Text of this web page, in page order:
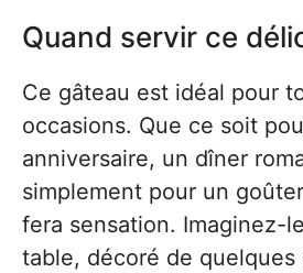
Quand servir ce
Ce gâteau est idéal pour
occasions. Que ce soit
anniversaire, un dîner
simplement pour un
fera sensation. Imaginez-
table, décoré de quelques